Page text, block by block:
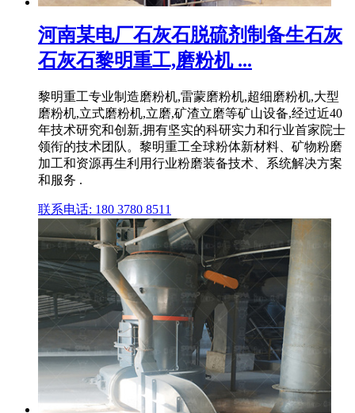
河南某电厂石灰石脱硫剂制备生石灰
石灰石黎明重工,磨粉机 ...
黎明重工专业制造磨粉机,雷蒙磨粉机,超细磨粉机,大型
磨粉机,立式磨粉机,立磨,矿渣立磨等矿山设备,经过近40
年技术研究和创新,拥有坚实的科研实力和行业首家院士
领衔的技术团队。黎明重工全球粉体新材料、矿物粉磨
加工和资源再生利用行业粉磨装备技术、系统解决方案
和服务 .
联系电话: 180 3780 8511